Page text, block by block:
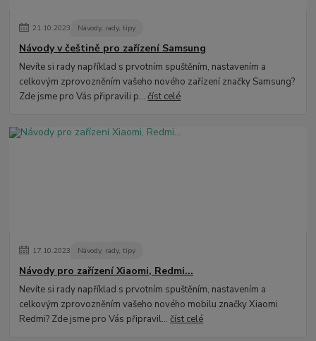
21.10.2023 Návody, rady, tipy
Návody v češtině pro zařízení Samsung
Nevíte si rady například s prvotním spuštěním, nastavením a
celkovým zprovozněním vašeho nového zařízení značky Samsung?
Zde jsme pro Vás připravili p...číst celé
17.10.2023 Návody, rady, tipy
Návody pro zařízení Xiaomi, Redmi...
Nevíte si rady například s prvotním spuštěním, nastavením a
celkovým zprovozněním vašeho nového mobilu značky Xiaomi
Redmi? Zde jsme pro Vás připravil...číst celé